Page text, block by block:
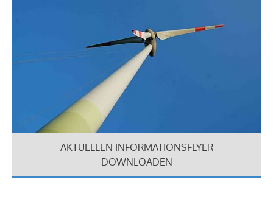
AKTUELLEN INFORMATIONSFLYER
DOWNLOADEN